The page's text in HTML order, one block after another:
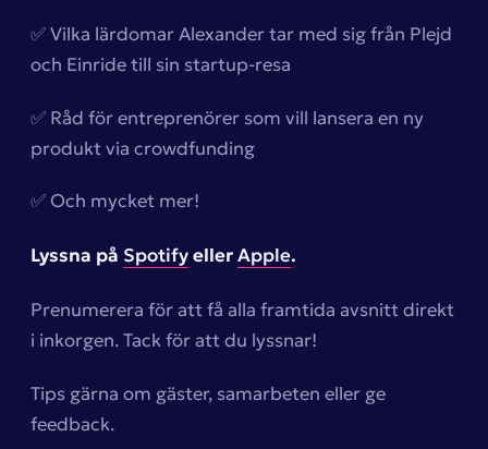
✅ Vilka lärdomar Alexander tar med sig från Plejd
och Einride till sin startup-resa
✅ Råd för entreprenörer som vill lansera en ny
produkt via crowdfunding
✅ Och mycket mer!
Lyssna på SpotifyellerApple.
Prenumerera för att få alla framtida avsnitt direkt
i inkorgen. Tack för att du lyssnar!
Tips gärna om gäster, samarbeten eller ge
feedback.